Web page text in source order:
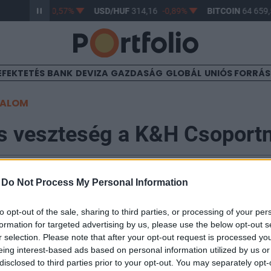
Do Not Process My Personal Information
opt-out of the sale, sharing to third parties, or processing of your
for targeted advertising by us, please use the below opt-out
selection. Please note that after your opt-out request is processed
interest-based ads based on personal information utilized by us
to third parties prior to your opt-out. You may separately
363,33 -0,57% USD/HUF 314,16 -0,89% BITCOIN64
BANK DEVIZA GAZDASÁG GLOBÁL UNIÓS
veszteség a K&H
sajtótájékoztatót a K&H Csoport, amelyen az idei
ismertették. A bankcsoport tovább romló
negyedéves veszteségről számolt be, a harmadik
rontotta a devizahitelek végtörlesztésére